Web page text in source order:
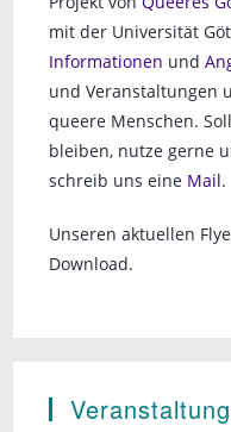
mit der Universität
Informationen und
und Veranstaltungen
queere Menschen.
bleiben, nutze gerne
schreib uns eine Mail.
Unseren aktuellen
Download.